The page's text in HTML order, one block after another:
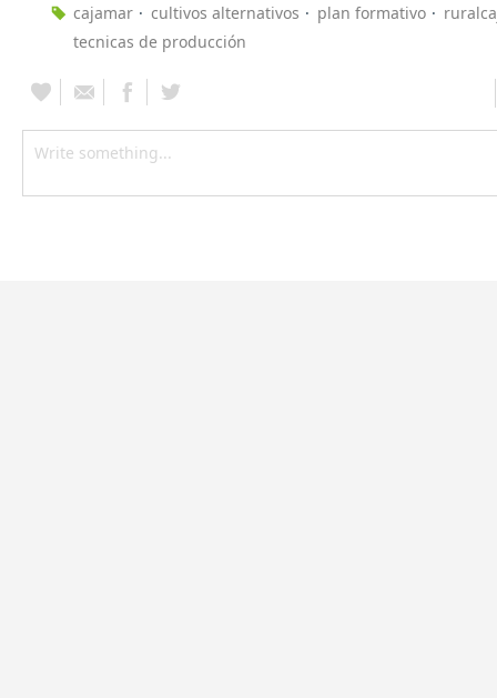
cajamar
cultivos alternativos plan formativo
tecnicas de producción